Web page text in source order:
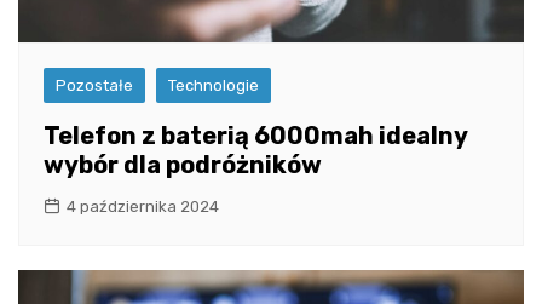
Pozostałe Technologie
Telefon z baterią 6000mah idealny
wybór dla podróżników
4 października 2024